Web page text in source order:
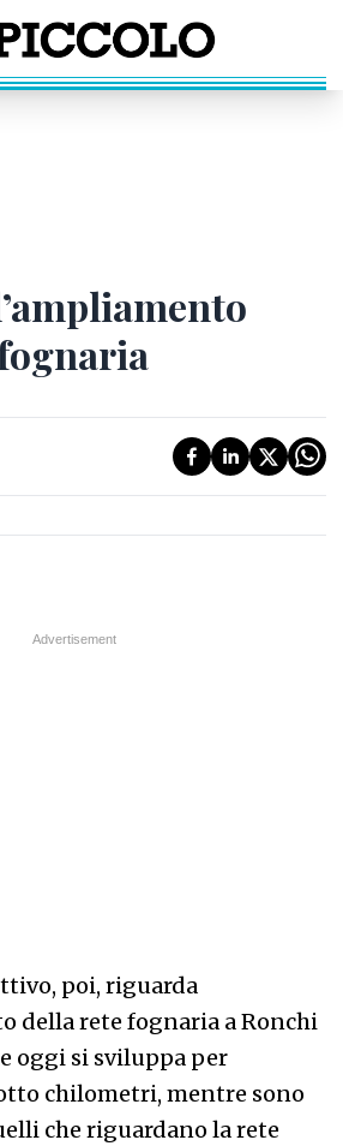
poi, riguarda
della rete fognaria a Ronchi
oggi si sviluppa per
chilometri, mentre sono
che riguardano la rete